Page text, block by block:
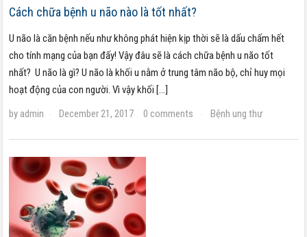
Cách chữa bệnh u não nào là tốt nhất?
U não là căn bệnh nếu như không phát hiện kịp thời sẽ là dấu chấm hết
cho tính mạng của bạn đấy! Vậy đâu sẽ là cách chữa bệnh u não tốt
nhất? U não là gì? U não là khối u nằm ở trung tâm não bộ, chỉ huy mọi
hoạt động của con người. Vì vậy khối […]
by admin · December 21, 2017· 0 comments · Bệnh ung thư